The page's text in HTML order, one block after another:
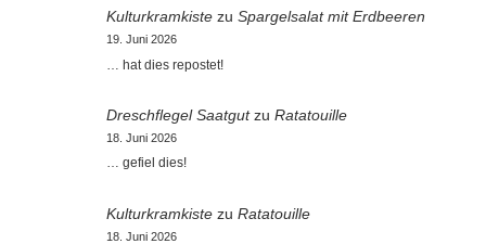
Kulturkramkiste zu Spargelsalat mit Erdbeeren
19. Juni 2026
… hat dies repostet!
Dreschflegel Saatgutzu Ratatouille
18. Juni 2026
… gefiel dies!
Kulturkramkiste zu Ratatouille
18. Juni 2026